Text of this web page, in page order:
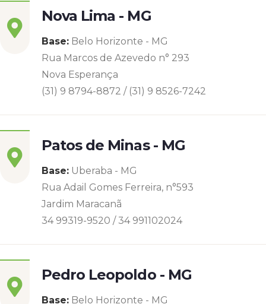
Nova Lima - MG
Base: Belo Horizonte - MG
Rua Marcos de Azevedo n° 293
Nova Esperança
(31) 9 8794-8872 / (31) 9 8526-7242
Patos de Minas - MG
Base: Uberaba - MG
Rua Adail Gomes Ferreira, n°593
Jardim Maracanã
34 99319-9520 / 34 991102024
Pedro Leopoldo - MG
Base: Belo Horizonte - MG